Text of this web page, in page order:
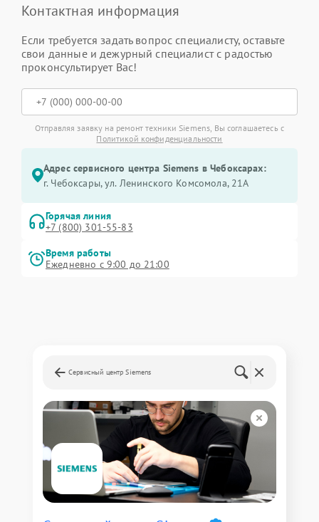
Контактная информация
Если требуется задать вопрос специалисту, оставьте
свои данные и дежурный специалист с радостью
проконсультирует Вас!
Отправляя заявку на ремонт техники Siemens, Вы соглашаетесь с
Политикой конфиденциальности
Адрес сервисного центра Siemens в Чебоксарах:
г. Чебоксары, ул. Ленинского Комсомола, 21А
Горячая линия
+7 (800) 301-55-83
Время работы
Ежедневно с 9:00 до 21:00
Сервисный центр Siemens